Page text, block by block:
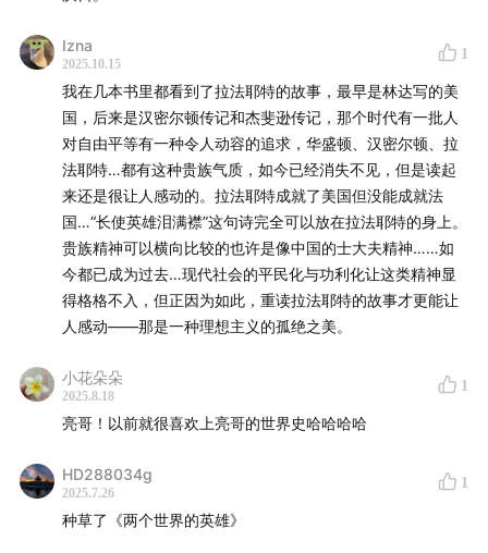
乔治·雅克·丹东（1759–1794）：法国大革命领袖、雅各宾
派主要领导人之一，1794年被处死。
马克西米连·罗伯斯庇尔（1758–1794）：法国大革命时期
政治家，雅各宾专政时期的实际最高领导人，“热月政变”
中被处死。
拿破仑·波拿巴（1769–1821）：即拿破仑一世，法兰西第
一帝国皇帝。
王朝复辟前最后一任国王，法国历史上唯一被处决的国
路易·菲利普（1773–1850）：即奥尔良公爵，法国奥尔良
王朝唯一的君主。七月革命后，被资产阶级自由派等拥上
王位。
Izna
2025.10.15
1
我在几本书里都看到了拉法耶特的故事，最早是林达写的美
国，后来是汉密尔顿传记和杰斐逊传记，那个时代有一批人
对自由平等有一种令人动容的追求，华盛顿、汉密尔顿、拉
法耶特…都有这种贵族气质，如今已经消失不见，但是读起
来还是很让人感动的。拉法耶特成就了美国但没能成就法
国…“长使英雄泪满襟”这句诗完全可以放在拉法耶特的身上。
贵族精神可以横向比较的也许是像中国的士大夫精神……如
今都已成为过去…现代社会的平民化与功利化让这类精神显
得格格不入，但正因为如此，重读拉法耶特的故事才更能让
人感动——那是一种理想主义的孤绝之美。
小花朵朵
2025.8.18
1
亮哥！以前就很喜欢上亮哥的世界史哈哈哈哈
HD288034g
2025.7.26
1
种草了《两个世界的英雄》